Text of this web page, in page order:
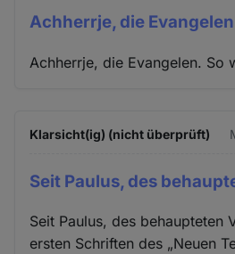
Achherrje, die
Achherrje, die Evangelen. So
Klarsicht(ig) (nicht überprüft)
Seit Paulus, des
Seit Paulus, des behaupteten
ersten Schriften des „Neuen